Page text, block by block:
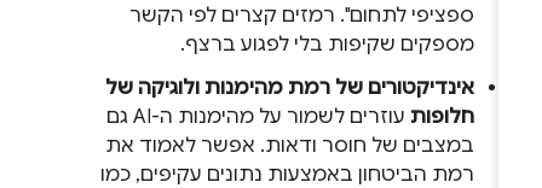
ספציפי לתחום". רמזים קצרים לפי הקשר
מספקים שקיפות בלי לפגוע ברצף.
אינדיקטורים של רמת מהימנות ולוגיקה של
חלופות
עוזרים לשמור על מהימנות ה-AI גם
במצבים של חוסר ודאות. אפשר לאמוד את
רמת הביטחון באמצעות נתונים עקיפים, כמו